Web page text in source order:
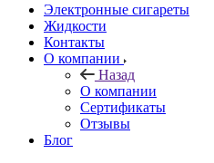
Электронные сигареты
Жидкости
Контакты
О компании
Назад
О компании
Сертификаты
Отзывы
Блог